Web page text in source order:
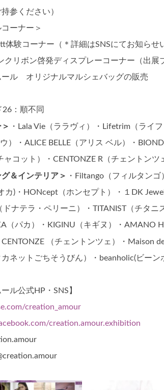
参ください）
ーナー＞
体験コーナー（＊詳細はSNSにてお知らせ
クリボン啓発ディスプレーコーナー（出展
ール オリジナルマルシェバッグの販売
：順不同
・Lala Vie（ララヴィ）・Lifetrim（ライ
）・ALICE BELLE（アリス ベル）・
コット）・CENTONZE R（チェントンツ
＆インテリア＞
・Filtango（フィルタン
カ)・HONcept（ホンセプト）・１DK
ナテラ・ペリーニ）・TITANIST（チタニ
（パカ）・KIGINU（キギヌ）・AMANO
CENTONZE （チェントンツェ）・Maison
ネットごちそうびん）・beanholic(ビーン
ル公式HP・SNS】
creation_amour
creation.amour.exhibition